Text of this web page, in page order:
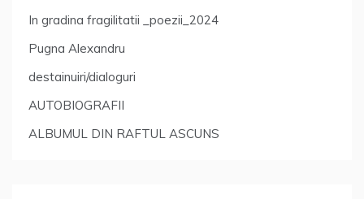
In gradina fragilitatii _poezii_2024
Pugna Alexandru
destainuiri/dialoguri
AUTOBIOGRAFII
ALBUMUL DIN RAFTUL ASCUNS